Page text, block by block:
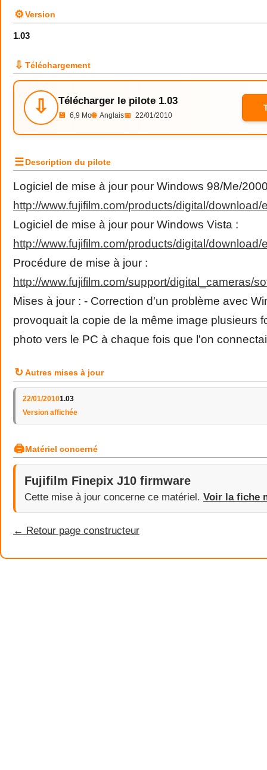
⚙Version
1.03
⇩ Téléchargement
⇩ Télécharger le pilote 1.03
💾 6,9 Mo🌐 Anglais📅 22/01/2010
☰Description du pilote
Logiciel de mise à jour pour Windows 98/Me/
http://www.fujifilm.com/products/digital /download/
Logiciel de mise à jour pour Windows Vista :
http://www.fujifilm.com/products/digital /download/
Procédure de mise à jour :
http://www.fujifilm.com/support/digital cameras/
Mises à jour : - Correction d'un problème avec
provoquait la copie de la même image plusieurs
photo vers le PC à chaque fois que l'on
↻ Autres mises à jour
22/01/20101.03
Version affichée
🖨Matériel concerné
Fujifilm Finepix J10 firmware
Cette mise à jour concerne ce matériel. Voir la fiche
← Retour page constructeur